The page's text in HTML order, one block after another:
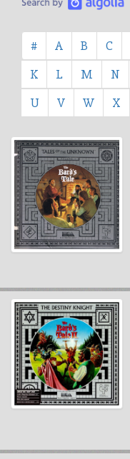
# A B C
K
L M N
U
V W X